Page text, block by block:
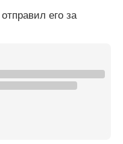
его за